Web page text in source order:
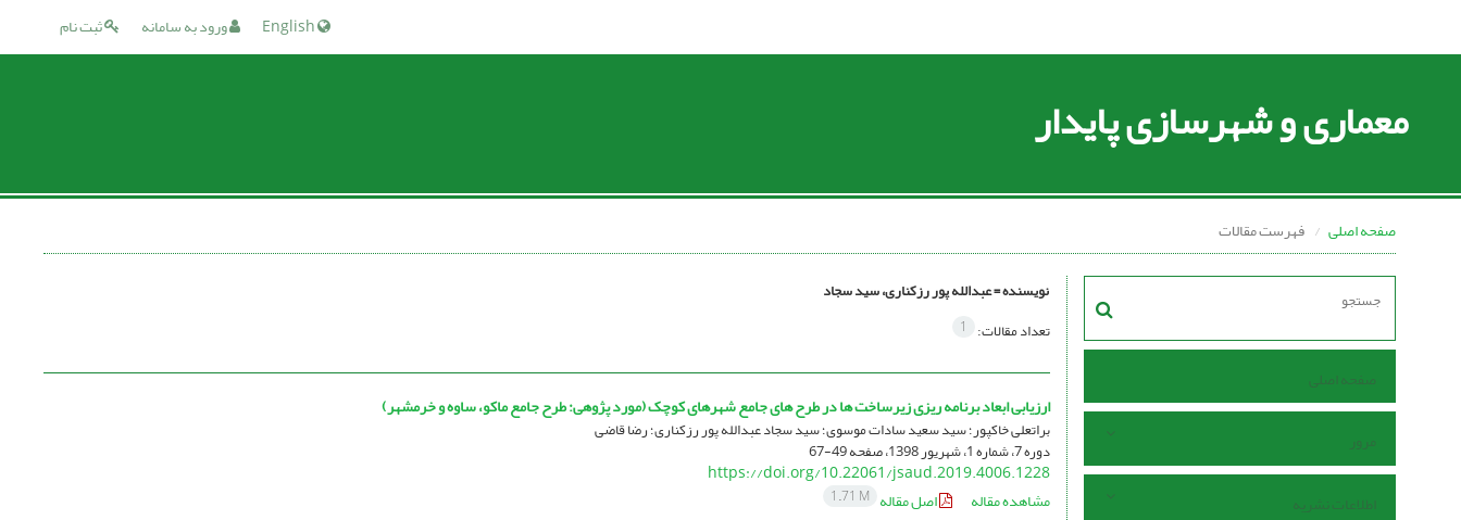
ثبت نام ورود به سامانه
معماری و شهرسازی پایدار
صفحه اصلی فهرست مقالات
صفحه اصلی
مرور
اطلاعات نشریه
نویسنده =عبدالله پور رزکناری، سید سجاد
تعداد مقالات: 1
ارزیابی ابعاد برنامه ریزی زیرساخت ها در طرح های جامع شهرهای کوچک (مورد پژوهی: طرح جامع ماکو، ساوه و خرمشهر)
براتعلی خاکپور؛ سید سعید سادات موسوی؛ سید سجاد عبدالله پور رزکناری؛ رضا قاضی
دوره 7، شماره 1، شهریور 1398، صفحه 49-67
https://doi.org/10.22061/jsaud.2019.4006.1228
مشاهده مقاله
اصل مقاله 1.71 M